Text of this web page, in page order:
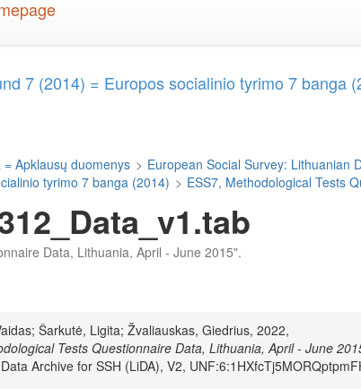
7 (2014) = Europos socialinio tyrimo 7 banga
= Apklausų duomenys > European Social Survey: Lithuanian
tyrimo 7 banga (2014) > ESS7, Methodological Tests
Data, Lithuania, April - June 2015".
Šarkutė, Ligita; Žvaliauskas, Giedrius, 2022,
Tests Questionnaire Data, Lithuania, April - June
Archive for SSH (LiDA), V2,